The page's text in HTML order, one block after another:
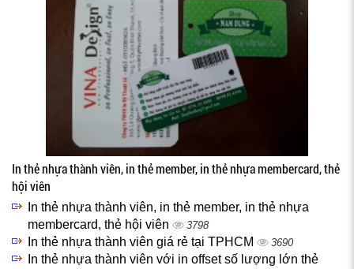
In thẻ nhựa thành viên, in thẻ member, in thẻ nhựa membercard, thẻ
hội viên
In thẻ nhựa thành viên, in thẻ member, in thẻ nhựa
membercard, thẻ hội viên
3798
In thẻ nhựa thành viên giá rẻ tại TPHCM 3690
In thẻ nhựa thành viên với in offset số lượng lớn thẻ